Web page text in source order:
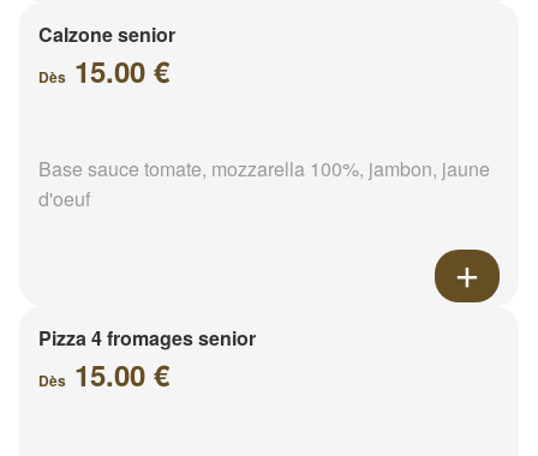
Calzone senior
Dès 15.00 €
Base sauce tomate, mozzarella 100%, jambon, jaune
d'oeuf
Pizza 4 fromages senior
Dès 15.00 €